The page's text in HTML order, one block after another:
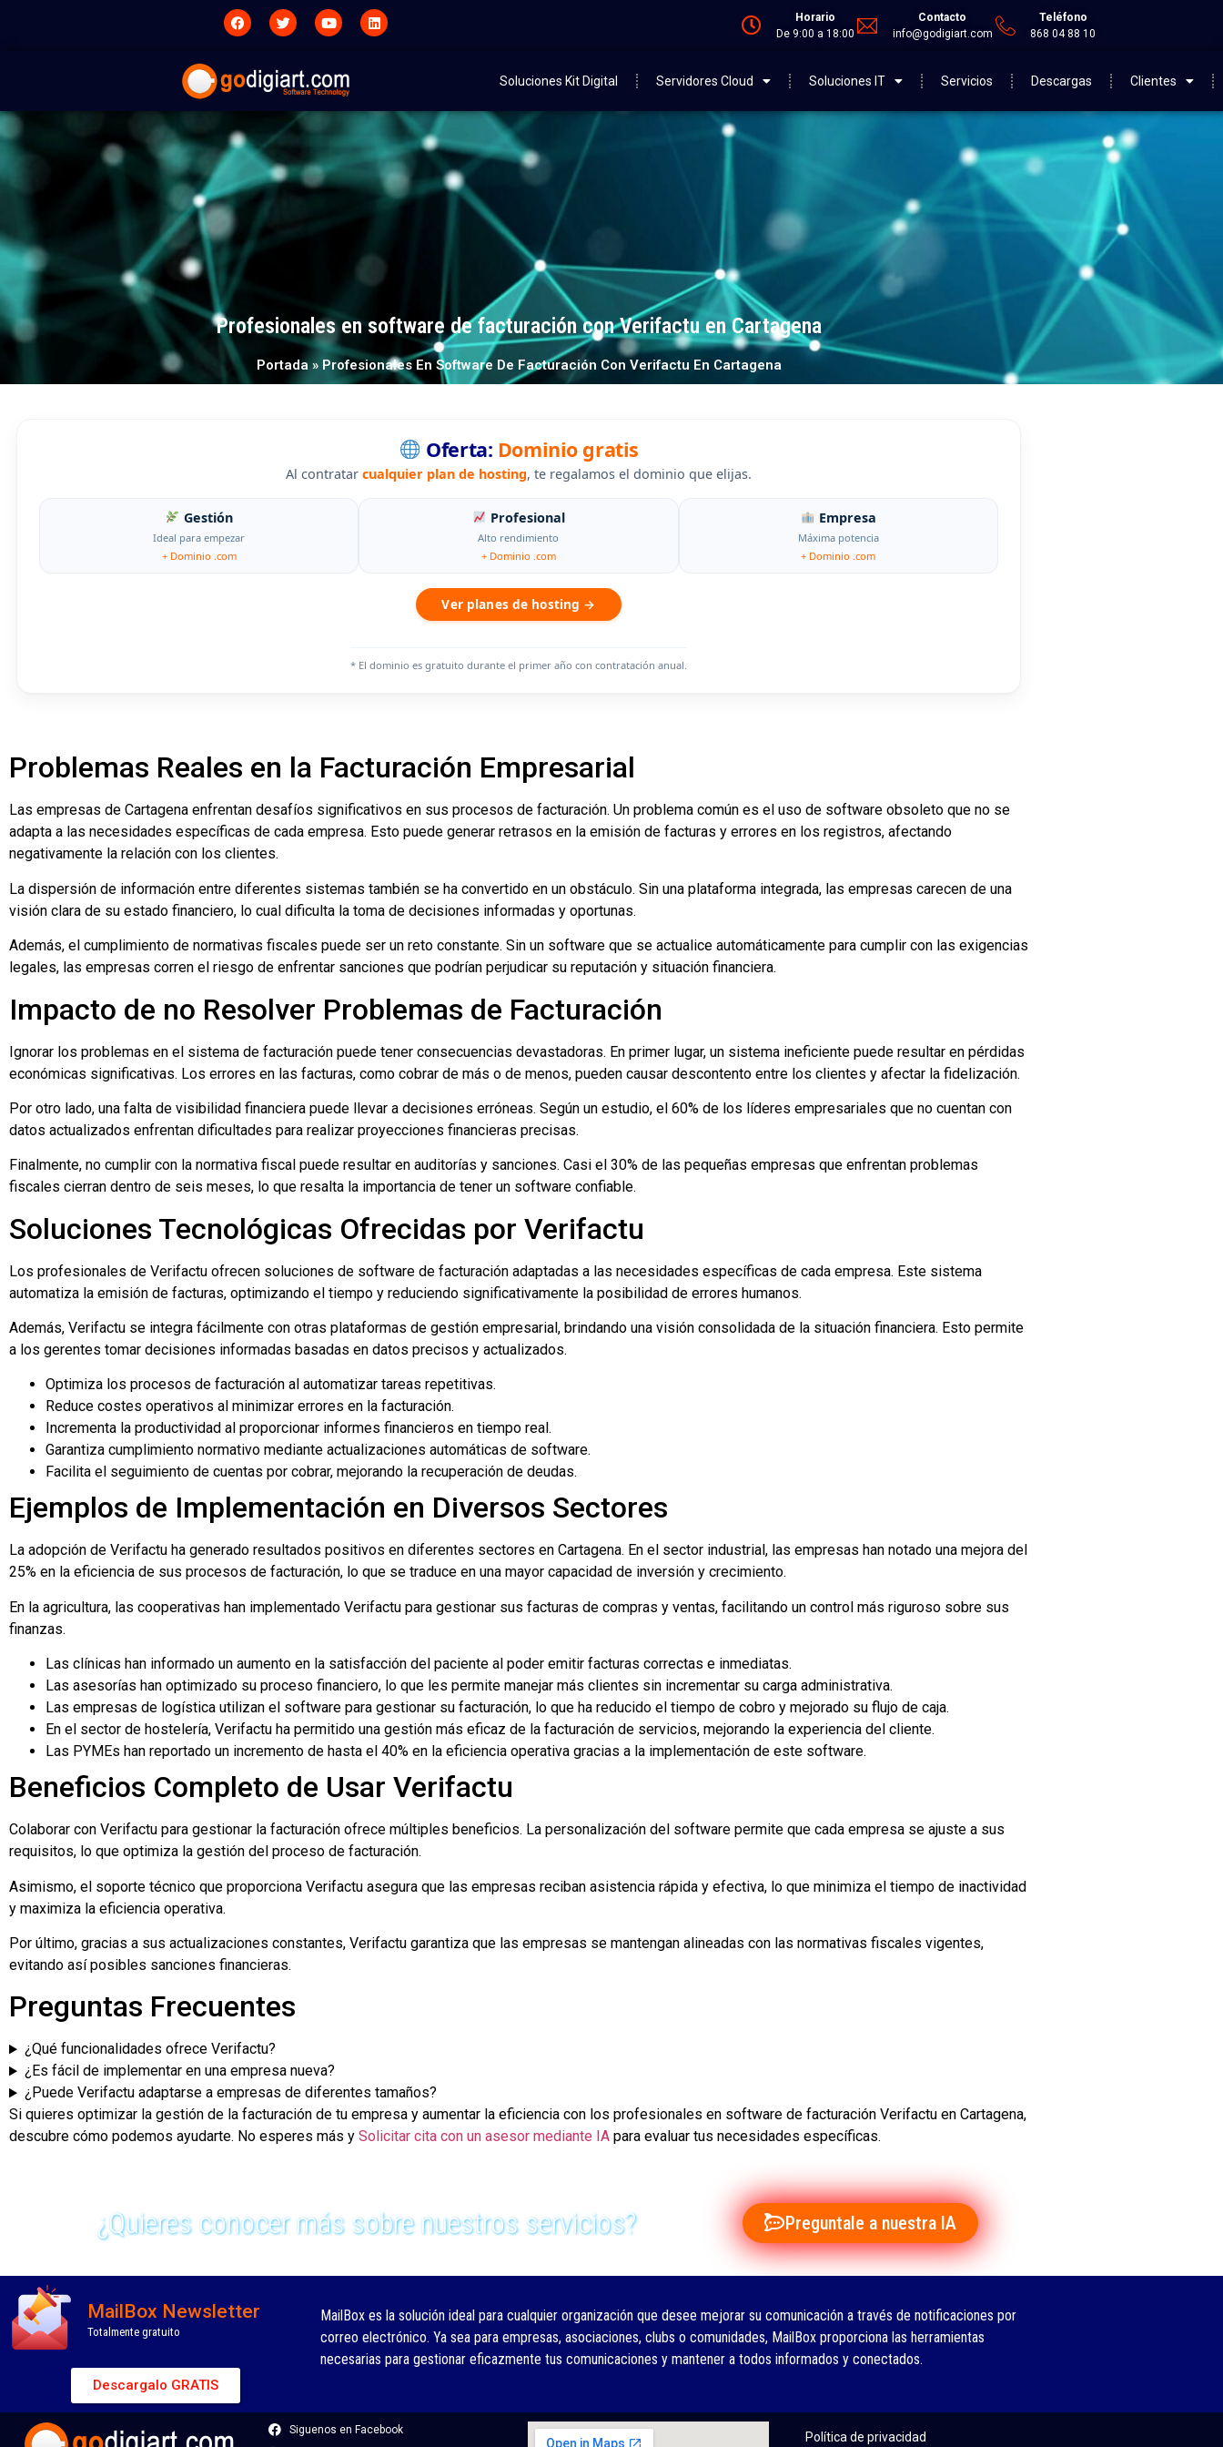
Horario
De 9:00 a 18:00
Contacto
info@godigiart.com
Teléfono
868 04 88 10
Soluciones Kit Digital Servidores Cloud Soluciones IT Servicios Descargas Clientes
Profesionales en software de facturación con Verifactu en Cartagena
Portada» Profesionales En Software De Facturación Con Verifactu En Cartagena
Oferta: Dominio gratis
Al contratar cualquier plan de hosting, te regalamos el dominio que elijas.
Gestión
Ideal para empezar
+ Dominio .com
Profesional
Alto rendimiento
+ Dominio .com
Empresa
Máxima potencia
+ Dominio .com
Ver planes de hosting →
* El dominio es gratuito durante el primer año con contratación anual.
Problemas Reales en la Facturación Empresarial
Las empresas de Cartagena enfrentan desafíos significativos en sus procesos de facturación. Un problema común es el uso de software obsoleto que no se
adapta a las necesidades específicas de cada empresa. Esto puede generar retrasos en la emisión de facturas y errores en los registros, afectando
negativamente la relación con los clientes.
La dispersión de información entre diferentes sistemas también se ha convertido en un obstáculo. Sin una plataforma integrada, las empresas carecen de una
visión clara de su estado financiero, lo cual dificulta la toma de decisiones informadas y oportunas.
Además, el cumplimiento de normativas fiscales puede ser un reto constante. Sin un software que se actualice automáticamente para cumplir con las exigencias
legales, las empresas corren el riesgo de enfrentar sanciones que podrían perjudicar su reputación y situación financiera.
Impacto de no Resolver Problemas de Facturación
Ignorar los problemas en el sistema de facturación puede tener consecuencias devastadoras. En primer lugar, un sistema ineficiente puede resultar en pérdidas
económicas significativas. Los errores en las facturas, como cobrar de más o de menos, pueden causar descontento entre los clientes y afectar la fidelización.
Por otro lado, una falta de visibilidad financiera puede llevar a decisiones erróneas. Según un estudio, el 60% de los líderes empresariales que no cuentan con
datos actualizados enfrentan dificultades para realizar proyecciones financieras precisas.
Finalmente, no cumplir con la normativa fiscal puede resultar en auditorías y sanciones. Casi el 30% de las pequeñas empresas que enfrentan problemas
fiscales cierran dentro de seis meses, lo que resalta la importancia de tener un software confiable.
Soluciones Tecnológicas Ofrecidas por Verifactu
Los profesionales de Verifactu ofrecen soluciones de software de facturación adaptadas a las necesidades específicas de cada empresa. Este sistema
automatiza la emisión de facturas, optimizando el tiempo y reduciendo significativamente la posibilidad de errores humanos.
Además, Verifactu se integra fácilmente con otras plataformas de gestión empresarial, brindando una visión consolidada de la situación financiera. Esto permite
a los gerentes tomar decisiones informadas basadas en datos precisos y actualizados.
Optimiza los procesos de facturación al automatizar tareas repetitivas.
Reduce costes operativos al minimizar errores en la facturación.
Incrementa la productividad al proporcionar informes financieros en tiempo real.
Garantiza cumplimiento normativo mediante actualizaciones automáticas de software.
Facilita el seguimiento de cuentas por cobrar, mejorando la recuperación de deudas.
Ejemplos de Implementación en Diversos Sectores
La adopción de Verifactu ha generado resultados positivos en diferentes sectores en Cartagena. En el sector industrial, las empresas han notado una mejora del
25% en la eficiencia de sus procesos de facturación, lo que se traduce en una mayor capacidad de inversión y crecimiento.
En la agricultura, las cooperativas han implementado Verifactu para gestionar sus facturas de compras y ventas, facilitando un control más riguroso sobre sus
finanzas.
Las clínicas han informado un aumento en la satisfacción del paciente al poder emitir facturas correctas e inmediatas.
Las asesorías han optimizado su proceso financiero, lo que les permite manejar más clientes sin incrementar su carga administrativa.
Las empresas de logística utilizan el software para gestionar su facturación, lo que ha reducido el tiempo de cobro y mejorado su flujo de caja.
En el sector de hostelería, Verifactu ha permitido una gestión más eficaz de la facturación de servicios, mejorando la experiencia del cliente.
Las PYMEs han reportado un incremento de hasta el 40% en la eficiencia operativa gracias a la implementación de este software.
Beneficios Completo de Usar Verifactu
Colaborar con Verifactu para gestionar la facturación ofrece múltiples beneficios. La personalización del software permite que cada empresa se ajuste a sus
requisitos, lo que optimiza la gestión del proceso de facturación.
Asimismo, el soporte técnico que proporciona Verifactu asegura que las empresas reciban asistencia rápida y efectiva, lo que minimiza el tiempo de inactividad
y maximiza la eficiencia operativa.
Por último, gracias a sus actualizaciones constantes, Verifactu garantiza que las empresas se mantengan alineadas con las normativas fiscales vigentes,
evitando así posibles sanciones financieras.
Preguntas Frecuentes
¿Qué funcionalidades ofrece Verifactu?
¿Es fácil de implementar en una empresa nueva?
¿Puede Verifactu adaptarse a empresas de diferentes tamaños?
Si quieres optimizar la gestión de la facturación de tu empresa y aumentar la eficiencia con los profesionales en software de facturación Verifactu en Cartagena,
descubre cómo podemos ayudarte. No esperes más y Solicitar cita con un asesor mediante IA para evaluar tus necesidades específicas.
¿Quieres conocer más sobre nuestros servicios? Preguntale a nuestra IA
MailBox Newsletter
Totalmente gratuito
Descargalo GRATIS
MailBox es la solución ideal para cualquier organización que desee mejorar su comunicación a través de notificaciones por
correo electrónico. Ya sea para empresas, asociaciones, clubs o comunidades, MailBox proporciona las herramientas
necesarias para gestionar eficazmente tus comunicaciones y mantener a todos informados y conectados.
Siguenos en Facebook
Política de privacidad